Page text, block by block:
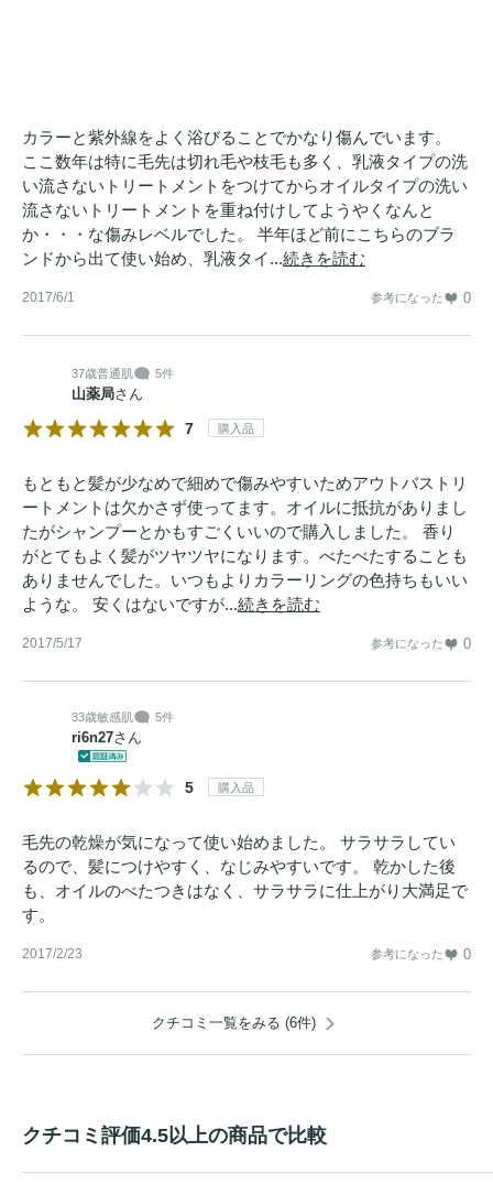
カラーと紫外線をよく浴びることでかなり傷んでいます。
ここ数年は特に毛先は切れ毛や枝毛も多く、乳液タイプの洗
い流さないトリートメントをつけてからオイルタイプの洗い
流さないトリートメントを重ね付けしてようやくなんと
か・・・な傷みレベルでした。 半年ほど前にこちらのブラ
ンドから出て使い始め、乳液タイ...続きを読む
2017/6/1 参考になった 0
37歳普通肌 5件
山薬局さん
7 購入品
もともと髪が少なめで細めで傷みやすいためアウトバストリ
ートメントは欠かさず使ってます。オイルに抵抗がありまし
たがシャンプーとかもすごくいいので購入しました。 香り
がとてもよく髪がツヤツヤになります。べたべたすることも
ありませんでした。いつもよりカラーリングの色持ちもいい
ような。 安くはないですが...続きを読む
2017/5/17 参考になった 0
33歳敏感肌 5件
ri6n27さん
5 購入品
毛先の乾燥が気になって使い始めました。 サラサラしてい
るので、髪につけやすく、なじみやすいです。 乾かした後
も、オイルのべたつきはなく、サラサラに仕上がり大満足で
す。
2017/2/23 参考になった 0
クチコミ一覧をみる (6件)
クチコミ評価4.5以上の商品で比較